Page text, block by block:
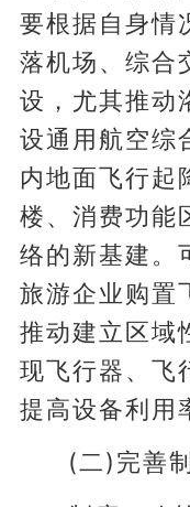
要根据自身情
落机场、综合
设，尤其推动
设通用航空综
内地面飞行起
楼、消费功能
络的新基建。
旅游企业购置
推动建立区域
现飞行器、飞
提高设备利用
(二)完善